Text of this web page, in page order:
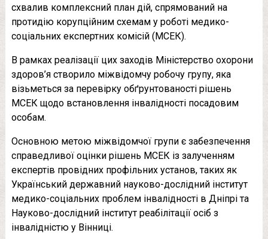
схвалив комплексний план дій, спрямований на
протидію корупційним схемам у роботі медико-
соціальних експертних комісій (МСЕК).
В рамках реалізації цих заходів Міністерство охорони
здоров’я створило міжвідомчу робочу групу, яка
візьметься за перевірку обґрунтованості рішень
МСЕК щодо встановлення інвалідності посадовим
особам.
Основною метою міжвідомчої групи є забезпечення
справедливої ​​оцінки рішень МСЕК із залученням
експертів провідних профільних установ, таких як
Український державний науково-дослідний інститут
медико-соціальних проблем інвалідності в Дніпрі та
Науково-дослідний інститут реабілітації осіб з
інвалідністю у Вінниці.